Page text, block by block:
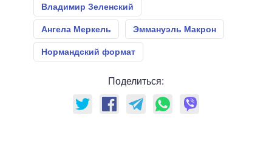
Владимир Зеленский
Ангела Меркель Эммануэль Макрон
Нормандский формат
Поделиться: